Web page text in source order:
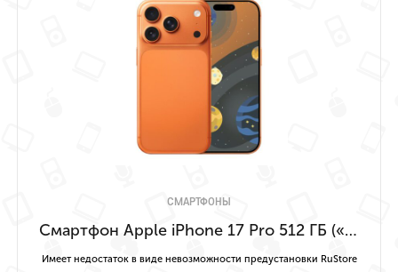
СМАРТФОНЫ
Смартфон Apple iPhone 17 Pro 512 ГБ («Космический оранжевый» | Cosmic Orange) Имеет недостаток в виде невозможности предустановки RuStore
Имеет недостаток в виде невозможности предустановки RuStore